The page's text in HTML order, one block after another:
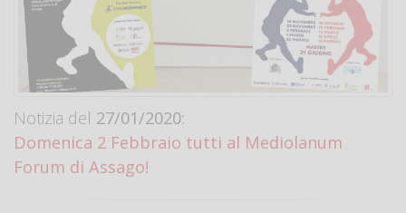
Notizia del 27/01/2020:
Domenica 2 Febbraio tutti al Mediolanum
Forum di Assago!